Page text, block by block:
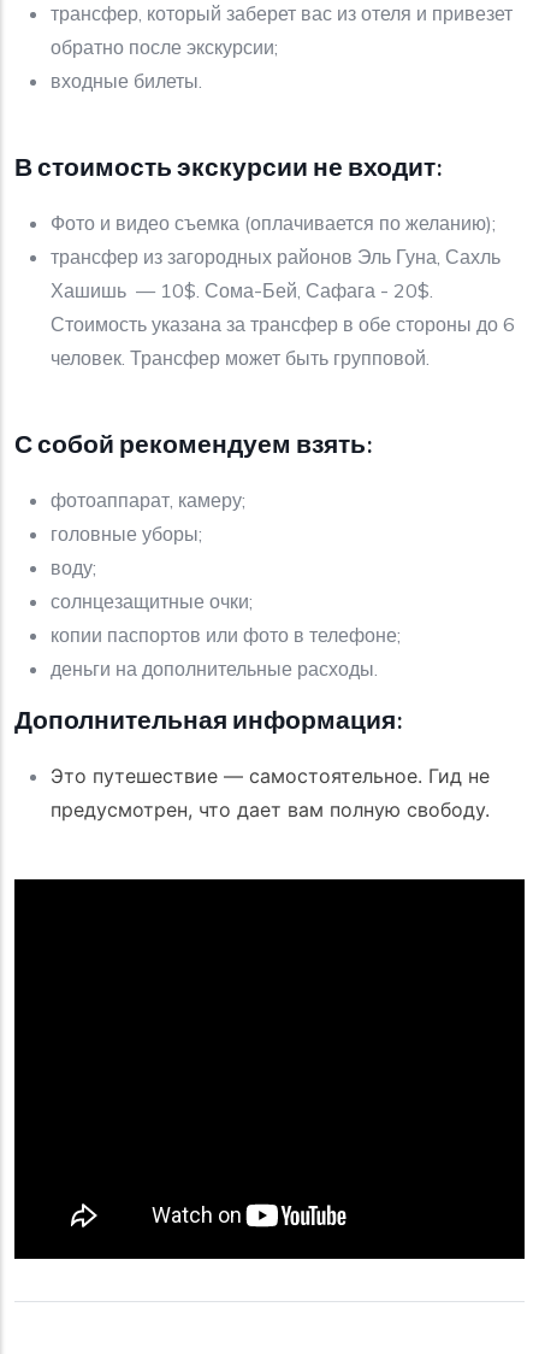
трансфер, который заберет вас из отеля и привезет
обратно после экскурсии;
входные билеты.
В стоимость экскурсии не входит:
Фото и видео съемка (оплачивается по желанию);
трансфер из загородных районов Эль Гуна, Сахль
Хашишь — 10$. Сома-Бей, Сафага - 20$.
Стоимость указана за трансфер в обе стороны до 6
человек. Трансфер может быть групповой.
С собой рекомендуем взять:
фотоаппарат, камеру;
головные уборы;
воду;
солнцезащитные очки;
копии паспортов или фото в телефоне;
деньги на дополнительные расходы.
Дополнительная информация:
Это путешествие — самостоятельное. Гид не
предусмотрен, что дает вам полную свободу.